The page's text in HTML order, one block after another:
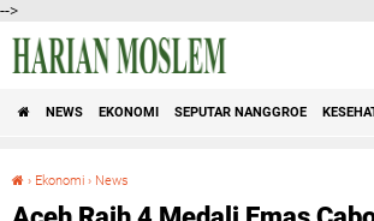
-->
NEWS EKONOMI SEPUTAR NANGGROE
› Ekonomi › News